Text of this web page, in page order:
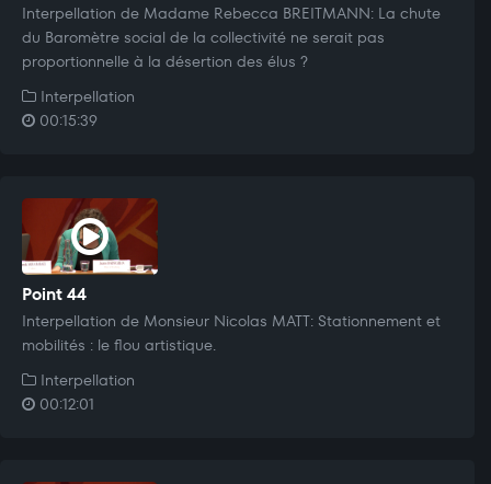
Interpellation de Madame Rebecca BREITMANN: La chute
du Baromètre social de la collectivité ne serait pas
proportionnelle à la désertion des élus ?
Interpellation
00:15:39
Point 44
Interpellation de Monsieur Nicolas MATT: Stationnement et
mobilités : le flou artistique.
Interpellation
00:12:01